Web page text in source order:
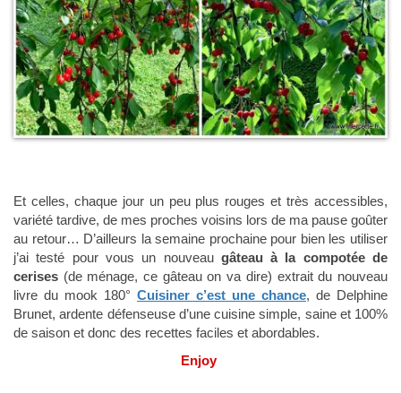
Et celles, chaque jour un peu plus rouges et très accessibles,
variété tardive, de mes proches voisins lors de ma pause goûter
au retour… D’ailleurs la semaine prochaine pour bien les utiliser
j’ai testé pour vous un nouveau gâteau à la compotée de
cerises (de ménage, ce gâteau on va dire) extrait du nouveau
livre du mook 180° Cuisiner c’est une chance, de Delphine
Brunet, ardente défenseuse d’une cuisine simple, saine et 100%
de saison et donc des recettes faciles et abordables.
Enjoy